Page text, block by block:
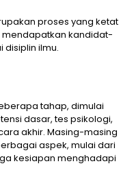
proses yang ketat
mendapatkan kandidat-
ilmu.
tahap, dimulai
dasar, tes psikologi,
akhir. Masing-masing
aspek, mulai dari
kesiapan menghadapi